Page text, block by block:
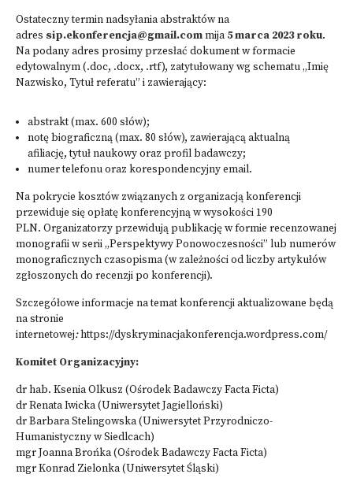
Ostateczny termin nadsyłania abstraktów na
adres sip.ekonferencja@gmail.commija 5 marca 2023 roku.
Na podany adres prosimy przesłać dokument w formacie
edytowalnym (.doc, .docx, .rtf), zatytułowany wg schematu „Imię
Nazwisko, Tytuł referatu” i zawierający:
abstrakt (max. 600 słów);
notę biograficzną (max. 80 słów), zawierającą aktualną
afiliację, tytuł naukowy oraz profil badawczy;
numer telefonu oraz korespondencyjny email.
Na pokrycie kosztów związanych z organizacją konferencji
przewiduje się opłatę konferencyjną w wysokości 190
PLN. Organizatorzy przewidują publikację w formie recenzowanej
monografii w serii „Perspektywy Ponowoczesności” lub numerów
monograficznych czasopisma (w zależności od liczby artykułów
zgłoszonych do recenzji po konferencji).
Szczegółowe informacje na temat konferencji aktualizowane będą
na stronie
internetowej:https://dyskryminacjakonferencja.wordpress.com/
Komitet Organizacyjny:
dr hab. Ksenia Olkusz (Ośrodek Badawczy Facta Ficta)
dr Renata Iwicka (Uniwersytet Jagielloński)
dr Barbara Stelingowska (Uniwersytet Przyrodniczo-
Humanistyczny w Siedlcach)
mgr Joanna Brońka (Ośrodek Badawczy Facta Ficta)
mgr Konrad Zielonka (Uniwersytet Śląski)